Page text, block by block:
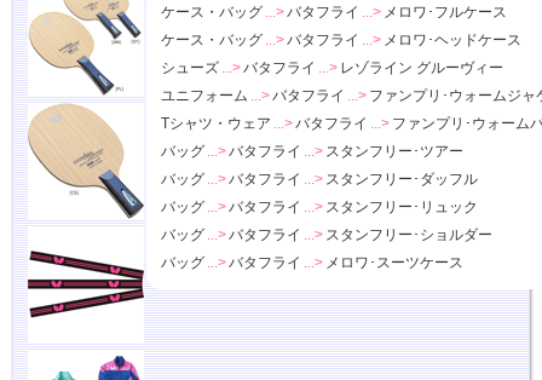
ケース・バッグ ...>バタフライ ...> メロワ･フルケース
ケース・バッグ ...>バタフライ ...> メロワ･ヘッドケース
シューズ ...>バタフライ ...> レゾライン グルーヴィー
ユニフォーム ...>バタフライ ...> ファンプリ･ウォームジャ
Tシャツ・ウェア ...>バタフライ ...> ファンプリ･ウォーム
バッグ ...>バタフライ ...> スタンフリー･ツアー
バッグ ...>バタフライ ...> スタンフリー･ダッフル
バッグ ...>バタフライ ...> スタンフリー･リュック
バッグ ...>バタフライ ...> スタンフリー･ショルダー
バッグ ...>バタフライ ...> メロワ･スーツケース